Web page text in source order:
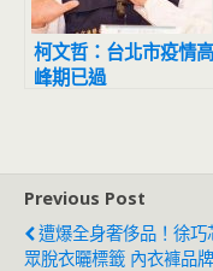
柯文哲：台北市疫情高
峰期已過
Previous Post
遭爆全身奢侈品！徐巧
眾脫衣曬標籤 內衣褲品